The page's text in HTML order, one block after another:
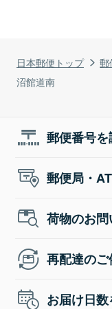
日本郵便トップ 郵
沼館道南
郵便番号
郵便局・
荷物のお
再配達の
お届け日